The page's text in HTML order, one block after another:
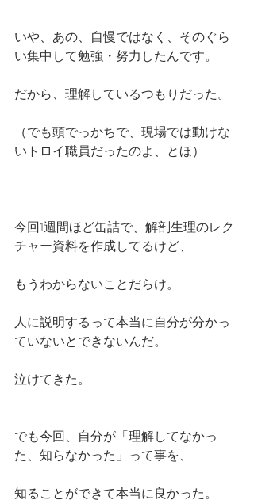
いや、あの、自慢ではなく、そのぐら
い集中して勉強・努力したんです。
だから、理解しているつもりだった。
（でも頭でっかちで、現場では動けな
いトロイ職員だったのよ、とほ）
今回1週間ほど缶詰で、解剖生理のレク
チャー資料を作成してるけど、
もうわからないことだらけ。
人に説明するって本当に自分が分かっ
ていないとできないんだ。
泣けてきた。
でも今回、自分が「理解してなかっ
た、知らなかった」って事を、
知ることができて本当に良かった。